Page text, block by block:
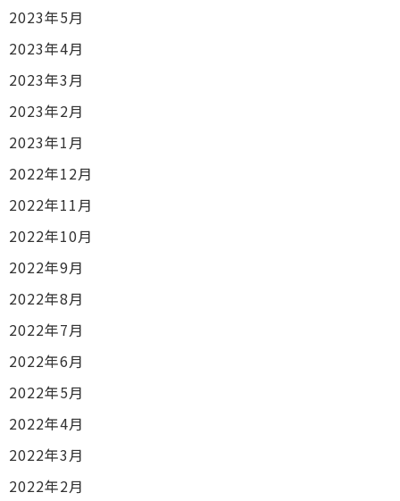
2023年5月
2023年4月
2023年3月
2023年2月
2023年1月
2022年12月
2022年11月
2022年10月
2022年9月
2022年8月
2022年7月
2022年6月
2022年5月
2022年4月
2022年3月
2022年2月